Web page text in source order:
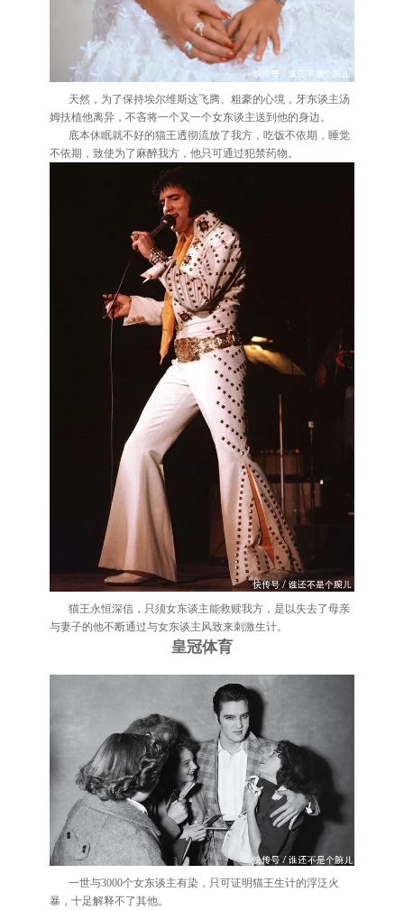
天然，为了保持埃尔维斯这飞腾、粗豪的心境，牙东谈主汤
姆扶植他离异，不吝将一个又一个女东谈主送到他的身边。
底本休眠就不好的猫王透彻流放了我方，吃饭不依期，睡觉
不依期，致使为了麻醉我方，他只可通过犯禁药物。
猫王永恒深信，只须女东谈主能救赎我方，是以失去了母亲
与妻子的他不断通过与女东谈主风致来刺激生计。
皇冠体育
一世与3000个女东谈主有染，只可证明猫王生计的浮泛火
暴，十足解释不了其他。